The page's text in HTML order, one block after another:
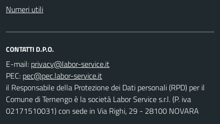
Numeri utili
CONTATTI D.P.O.
E-mail:
PEC:
il Responsabile della Protezione dei Dati personali (RPD) per il
Comune di Ternengo è la società Labor Service s.r.l. (P. iva
02171510031) con sede in Via Righi, 29 - 28100 NOVARA